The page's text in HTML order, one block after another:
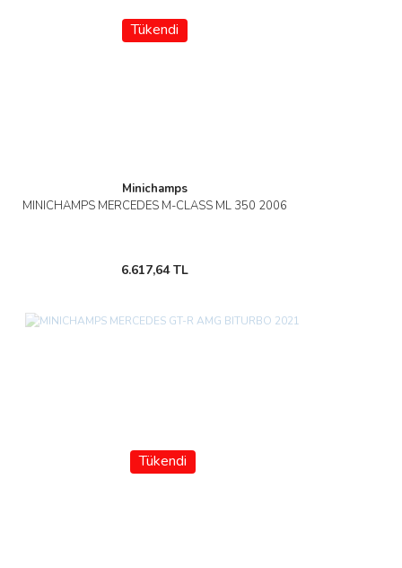
Tükendi
Minichamps
MINICHAMPS MERCEDES M-CLASS ML 350 2006
6.617,64 TL
Tükendi